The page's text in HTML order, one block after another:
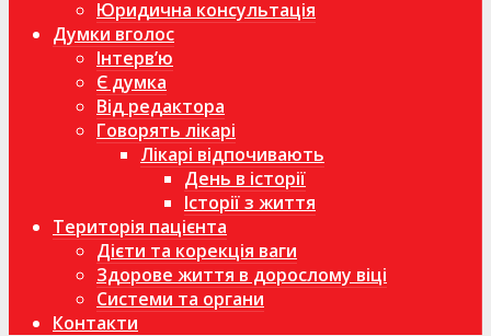
Юридична консультація
Думки вголос
Інтерв’ю
Є думка
Від редактора
Говорять лікарі
Лікарі відпочивають
День в історії
Історії з життя
Територія пацієнта
Дієти та корекція ваги
Здорове життя в дорослому віці
Системи та органи
Контакти